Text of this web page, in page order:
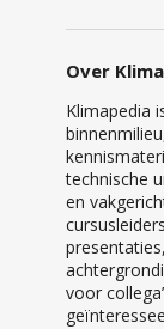
Over
Klimapedia
technische
en
voor